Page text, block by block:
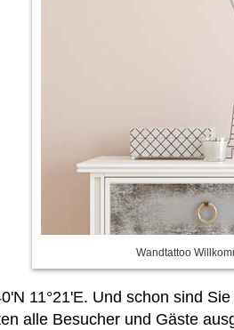
Wandtattoo
11°21'E. Und schon sind
alle Besucher und Gäste